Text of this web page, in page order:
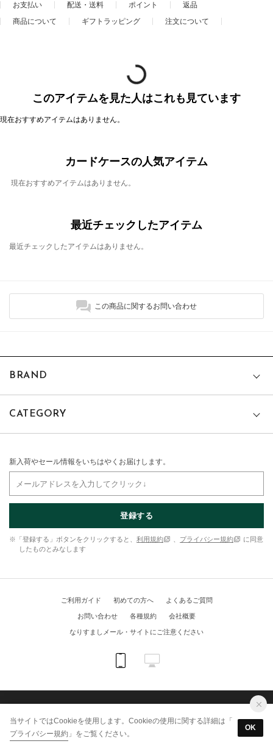
お支払い 配送・送料 ポイント
返品
商品について
ギフトラッピング 注文について
このアイテムを見た人はこれも見ています
現在おすすめアイテムはありません。
カードケースの人気アイテム
現在おすすめアイテムはありません。
最近チェックしたアイテム
最近チェックしたアイテムはありません。
この商品に関するお問い合わせ
BRAND
CATEGORY
新入荷やセール情報をいちはやくお届けします。
登録する
※「登録する」ボタンをクリックすると、 利用規約 プライバシー規約
に同意
したものとみなします
ご利用ガイド 初めての方へ よくあるご質問
お問い合わせ 各種規約 会社概要
なりすましメール・サイトにご注意ください
当サイトではCookieを使用します。Cookieの使用に関する詳細は「
プライバシー規約 」をご覧ください。
OK